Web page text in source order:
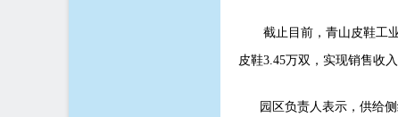
截止目前，青山皮鞋工业
皮鞋3.45万双，实现销售收入
园区负责人表示，供给侧